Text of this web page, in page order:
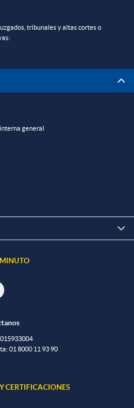
tribunales y altas cortes o
general

5933004
01 8000 11 93 90
CERTIFICACIONES